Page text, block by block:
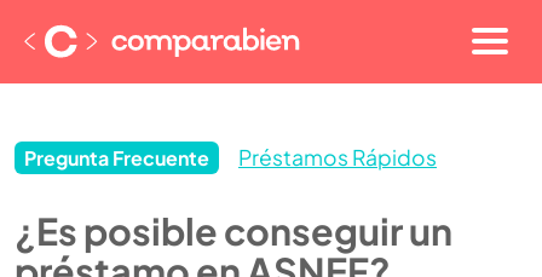
Pregunta Frecuente Préstamos Rápidos
¿Es posible conseguir un